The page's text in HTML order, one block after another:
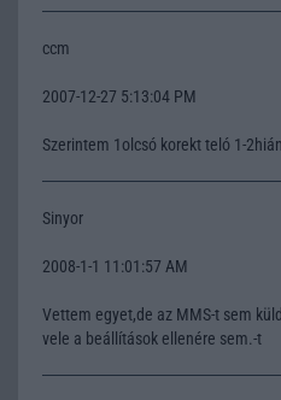
ccm
2007-12-27 5:13:04 PM
Szerintem 1olcsó korekt teló 1-
Sinyor
2008-1-1 11:01:57 AM
Vettem egyet,de az MMS-t sem
vele a beállítások ellenére sem.-t